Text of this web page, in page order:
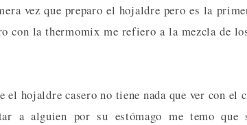
vez que preparo el hojaldre pero es la
con la thermomix me refiero a la mezcla de
el hojaldre casero no tiene nada que ver con el
a alguien por su estómago me temo